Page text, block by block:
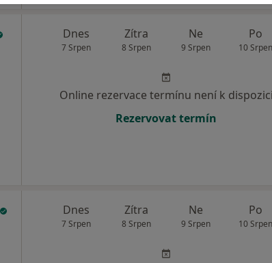
Dnes
7 Srpen
Zítra
8 Srpen
Ne
9 Srpen
Po
10 Srpen
Online rezervace termínu není k dispozici
Rezervovat termín
Dnes
7 Srpen
Zítra
8 Srpen
Ne
9 Srpen
Po
10 Srpen